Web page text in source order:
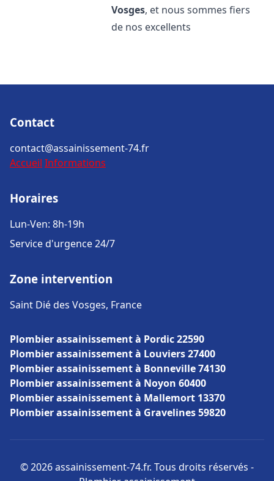
Vosges, et nous sommes fiers
de nos excellents
Contact
contact@assainissement-74.fr
Accueil Informations
Horaires
Lun-Ven: 8h-19h
Service d'urgence 24/7
Zone intervention
Saint Dié des Vosges, France
Plombier assainissement à Pordic 22590
Plombier assainissement à Louviers 27400
Plombier assainissement à Bonneville 74130
Plombier assainissement à Noyon 60400
Plombier assainissement à Mallemort 13370
Plombier assainissement à Gravelines 59820
© 2026 assainissement-74.fr. Tous droits réservés -